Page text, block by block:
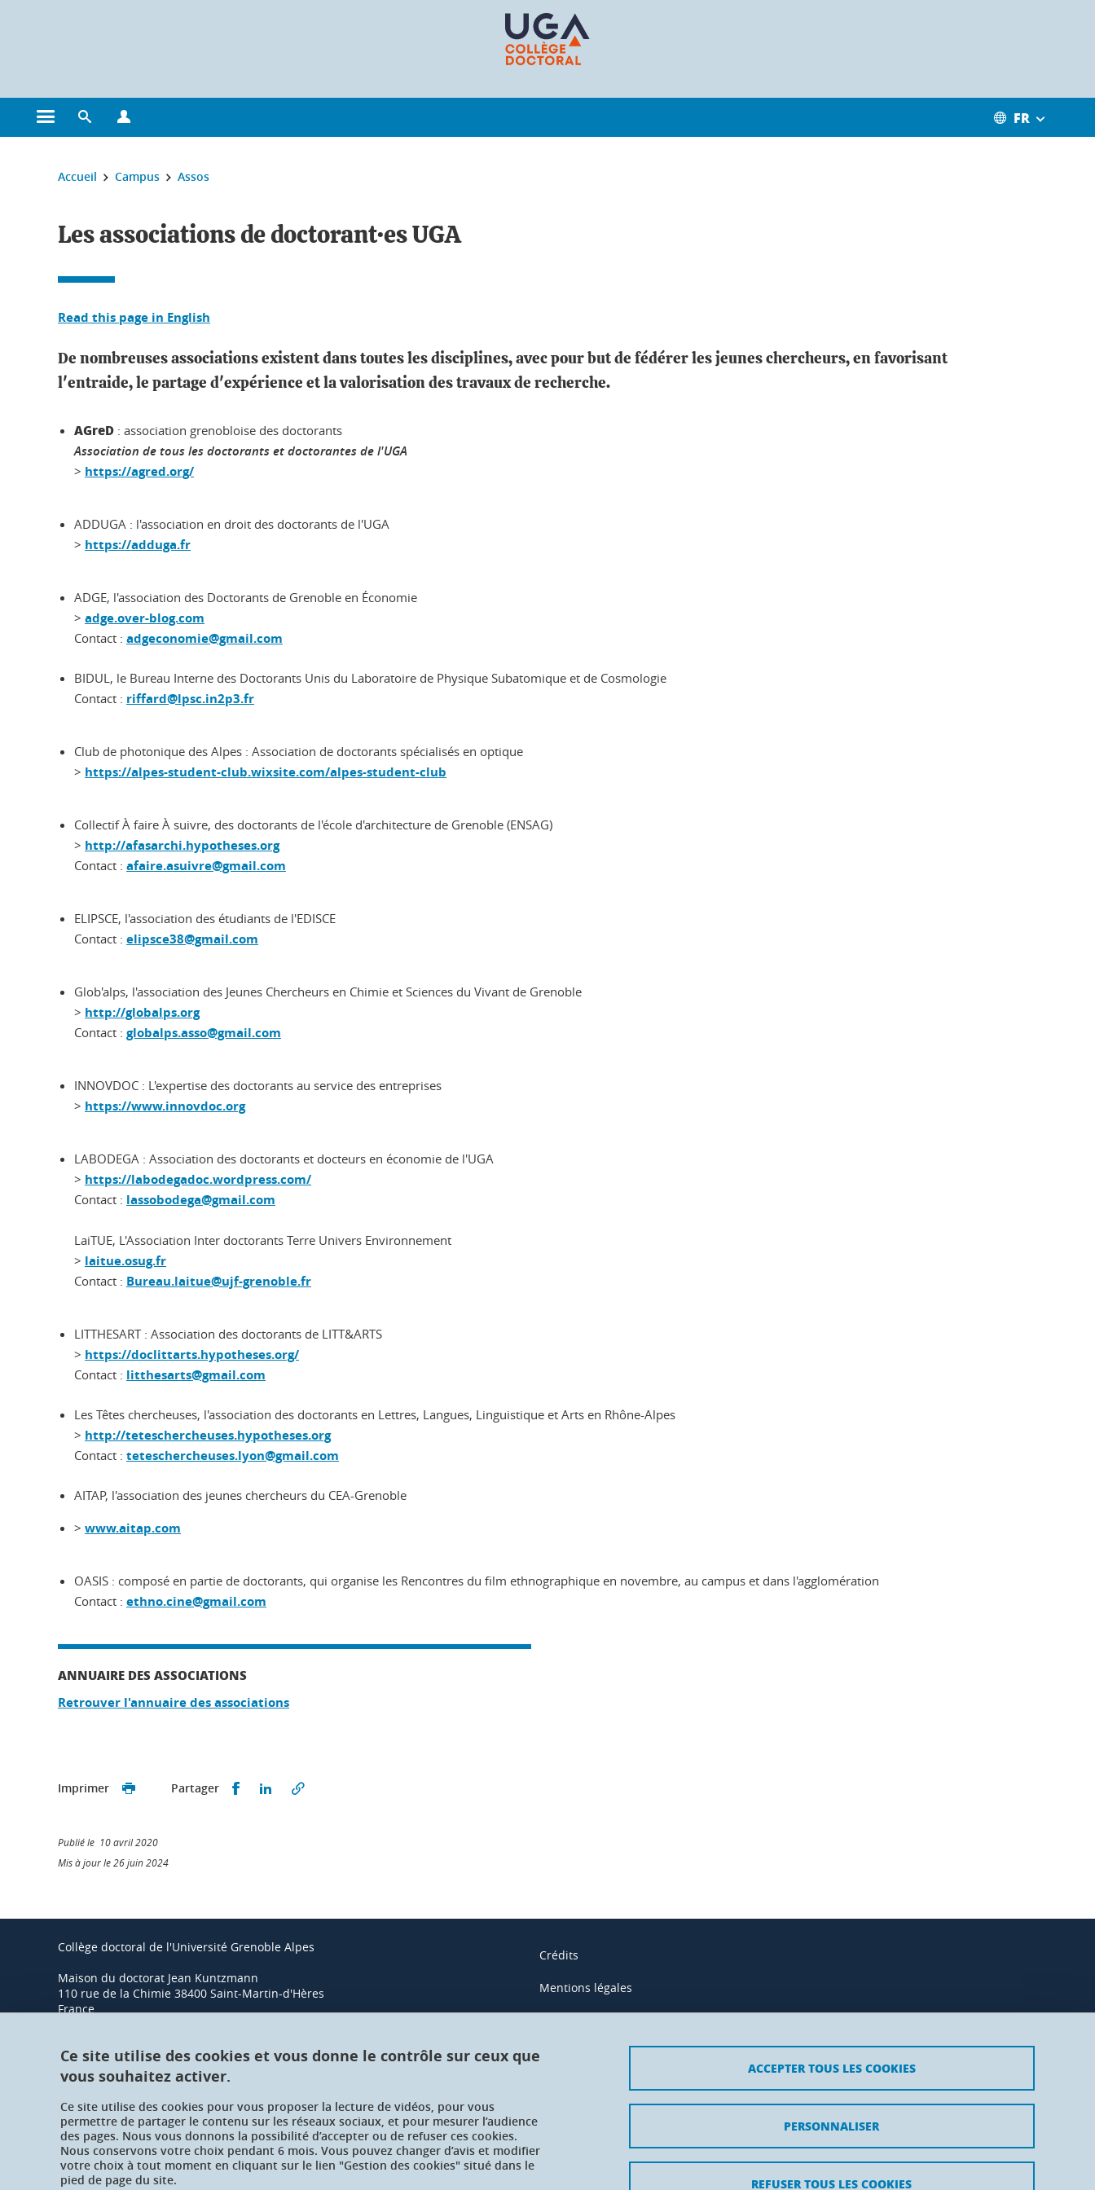
Ouvrir le menu principal
Ouvrir le moteur de recherche FR
Vous êtes ici :
Accueil Campus Assos
Les associations de doctorant·es UGA
Read this page in English
De nombreuses associations existent dans toutes les disciplines, avec pour but de fédérer les jeunes chercheurs, en favorisant
l'entraide, le partage d'expérience et la valorisation des travaux de recherche.
AGreD : association grenobloise des doctorants
Association de tous les doctorants et doctorantes de l'UGA
> https://agred.org/
ADDUGA : l'association en droit des doctorants de l'UGA
> https://adduga.fr
ADGE, l'association des Doctorants de Grenoble en Économie
> adge.over-blog.com
Contact : adgeconomie@gmail.com
BIDUL, le Bureau Interne des Doctorants Unis du Laboratoire de Physique Subatomique et de Cosmologie
Contact : riffard@lpsc.in2p3.fr
Club de photonique des Alpes : Association de doctorants spécialisés en optique
> https://alpes-student-club.wixsite.com/alpes-student-club
Collectif À faire À suivre, des doctorants de l'école d'architecture de Grenoble (ENSAG)
> http://afasarchi.hypotheses.org
Contact : afaire.asuivre@gmail.com
ELIPSCE, l'association des étudiants de l'EDISCE
Contact : elipsce38@gmail.com
Glob'alps, l'association des Jeunes Chercheurs en Chimie et Sciences du Vivant de Grenoble
> http://globalps.org
Contact : globalps.asso@gmail.com
INNOVDOC : L'expertise des doctorants au service des entreprises
> https://www.innovdoc.org
LABODEGA : Association des doctorants et docteurs en économie de l'UGA
> https://labodegadoc.wordpress.com/
Contact : lassobodega@gmail.com
LaiTUE, L'Association Inter doctorants Terre Univers Environnement
> laitue.osug.fr
Contact : Bureau.laitue@ujf-grenoble.fr
LITTHESART : Association des doctorants de LITT&ARTS
> https://doclittarts.hypotheses.org/
Contact : litthesarts@gmail.com
Les Têtes chercheuses, l'association des doctorants en Lettres, Langues, Linguistique et Arts en Rhône-Alpes
> http://teteschercheuses.hypotheses.org
Contact : teteschercheuses.lyon@gmail.com
AITAP, l'association des jeunes chercheurs du CEA-Grenoble
> www.aitap.com
OASIS : composé en partie de doctorants, qui organise les Rencontres du film ethnographique en novembre, au campus et dans l'agglomération
Contact : ethno.cine@gmail.com
ANNUAIRE DES ASSOCIATIONS
Retrouver l'annuaire des associations
Imprimer Partager Partager sur Facebook
Partager sur LinkedIn
Publié le 10 avril 2020
Mis à jour le 26 juin 2024
Collège doctoral de l'Université Grenoble Alpes
Maison du doctorat Jean Kuntzmann
110 rue de la Chimie 38400 Saint-Martin-d'Hères
France
Crédits
Mentions légales
Données personnelles
Gestion des cookies
Ce site utilise des cookies et vous donne le contrôle sur ceux que
vous souhaitez activer.
Ce site utilise des cookies pour vous proposer la lecture de vidéos, pour vous
permettre de partager le contenu sur les réseaux sociaux, et pour mesurer l’audience
des pages. Nous vous donnons la possibilité d’accepter ou de refuser ces cookies.
Nous conservons votre choix pendant 6 mois. Vous pouvez changer d’avis et modifier
votre choix à tout moment en cliquant sur le lien "Gestion des cookies" situé dans le
pied de page du site.
ACCEPTER TOUS LES COOKIES
REFUSER TOUS LES COOKIES
PERSONNALISER